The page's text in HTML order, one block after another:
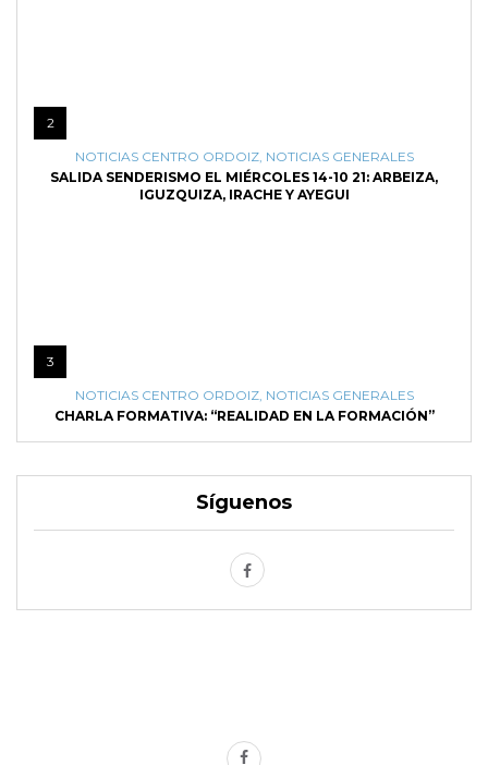
2
NOTICIAS CENTRO ORDOIZ, NOTICIAS GENERALES
SALIDA SENDERISMO EL MIÉRCOLES 14-10 21: ARBEIZA,
IGUZQUIZA, IRACHE Y AYEGUI
3
NOTICIAS CENTRO ORDOIZ, NOTICIAS GENERALES
CHARLA FORMATIVA: “REALIDAD EN LA FORMACIÓN”
Síguenos